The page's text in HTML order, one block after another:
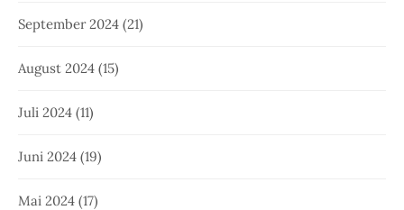
September 2024 (21)
August 2024 (15)
Juli 2024 (11)
Juni 2024 (19)
Mai 2024 (17)